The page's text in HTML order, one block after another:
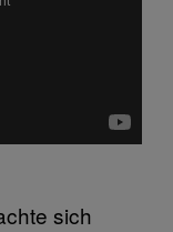
sich